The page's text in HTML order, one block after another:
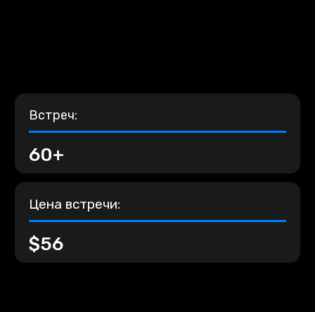
Встреч:
60+
Цена встречи:
$56